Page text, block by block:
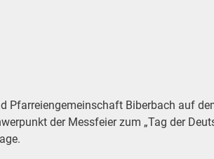
Biberbach auf
der Messfeier zum „Tag der